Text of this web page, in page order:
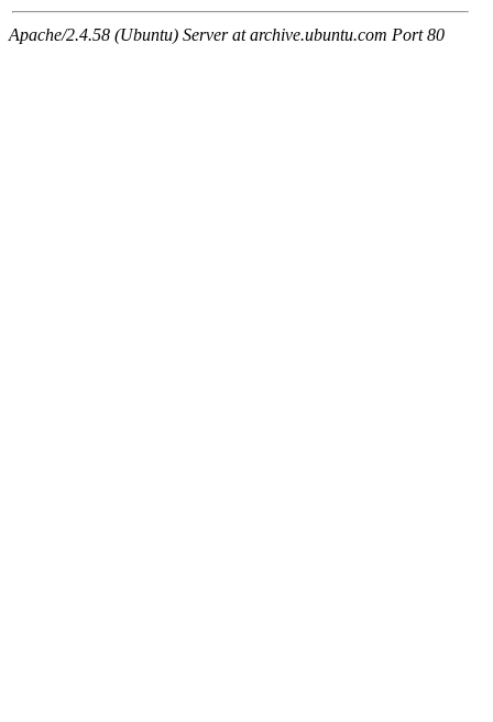
Apache/2.4.58 (Ubuntu) Server at archive.ubuntu.com Port 80